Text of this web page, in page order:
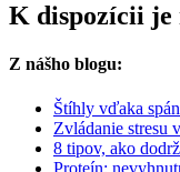
K dispozícii je
Z nášho blogu:
Štíhly vďaka
Zvládanie stresu
8 tipov, ako
Proteín: